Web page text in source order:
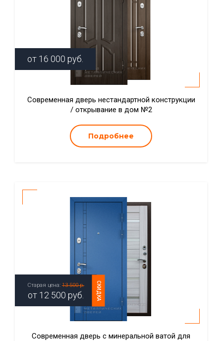
от 16 000 руб.
Современная дверь нестандартной конструкции
/ открывание в дом №2
Подробнее
СКИДКА
Старая цена: 13 500 р.
от 12 500 руб.
Современная дверь с минеральной ватой для